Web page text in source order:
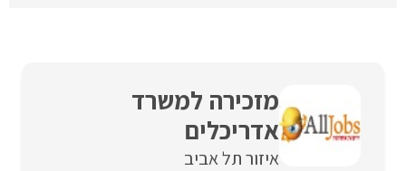
מזכירה למשרד
אדריכלים
איזור תל אביב